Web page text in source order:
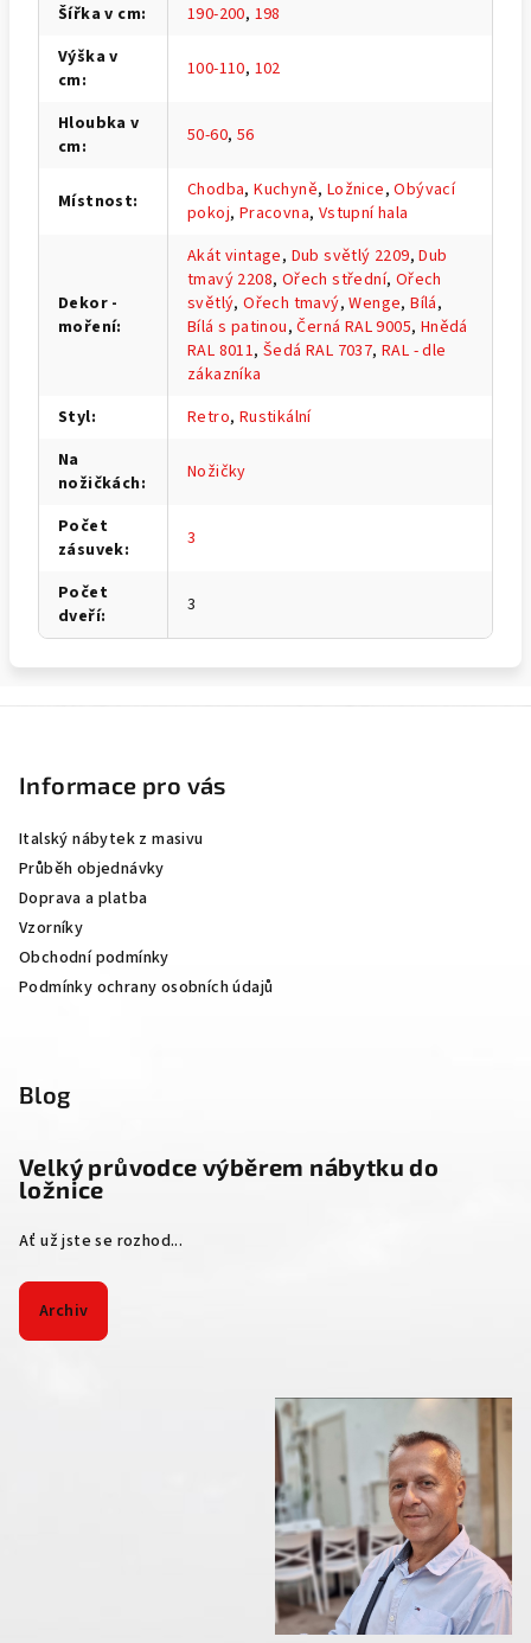
Šířka v cm: 190-200, 198
Výška v
cm: 100-110, 102
Hloubka v
cm: 50-60, 56
Místnost: Chodba,Kuchyně, Ložnice,Obývací
pokoj, Pracovna, Vstupní hala
Dekor -
moření:
Akát vintage, Dub světlý 2209,Dub
tmavý 2208, Ořech střední, Ořech
světlý,Ořech tmavý,Wenge,Bílá,
Bílá s patinou,Černá RAL 9005, Hnědá
RAL 8011,Šedá RAL 7037,RAL - dle
zákazníka
Styl: Retro, Rustikální
Na
nožičkách: Nožičky
Počet
zásuvek: 3
Počet
dveří: 3
Informace pro vás
Italský nábytek z masivu
Průběh objednávky
Doprava a platba
Vzorníky
Obchodní podmínky
Podmínky ochrany osobních údajů
Blog
Velký průvodce výběrem nábytku do
ložnice
Ať už jste se rozhod...
Archiv